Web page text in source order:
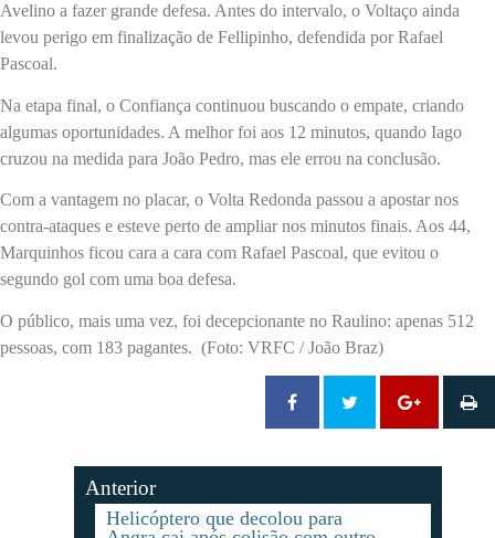
Avelino a fazer grande defesa. Antes do intervalo, o Voltaço ainda
levou perigo em finalização de Fellipinho, defendida por Rafael
Pascoal.
Na etapa final, o Confiança continuou buscando o empate, criando
algumas oportunidades. A melhor foi aos 12 minutos, quando Iago
cruzou na medida para João Pedro, mas ele errou na conclusão.
Com a vantagem no placar, o Volta Redonda passou a apostar nos
contra-ataques e esteve perto de ampliar nos minutos finais. Aos 44,
Marquinhos ficou cara a cara com Rafael Pascoal, que evitou o
segundo gol com uma boa defesa.
O público, mais uma vez, foi decepcionante no Raulino: apenas 512
pessoas, com 183 pagantes. (Foto: VRFC / João Braz)
Anterior
Helicóptero que decolou para